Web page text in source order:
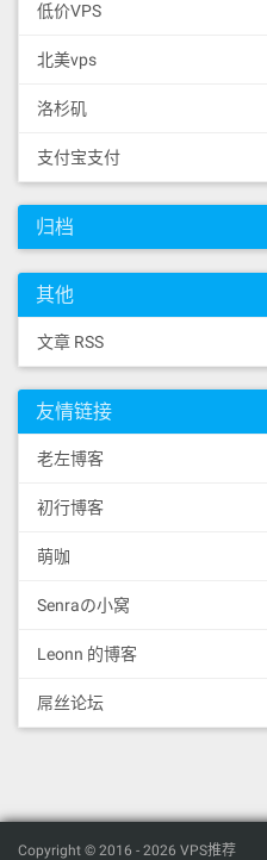
低价VPS
北美vps
洛杉矶
支付宝支付
归档
其他
文章 RSS
友情链接
老左博客
初行博客
萌咖
Senraの小窝
Leonn 的博客
屌丝论坛
Copyright © 2016 - 2026 VPS推荐